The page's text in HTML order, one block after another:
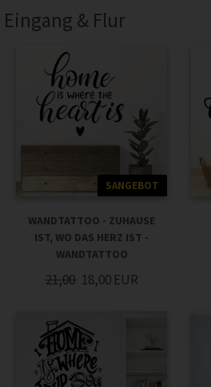
Eingang & Flur
SANGEBOT
WANDTATTOO - ZUHAUSE
IST, WO DAS HERZ IST -
WANDTATTOO
21,00 18,00 EUR